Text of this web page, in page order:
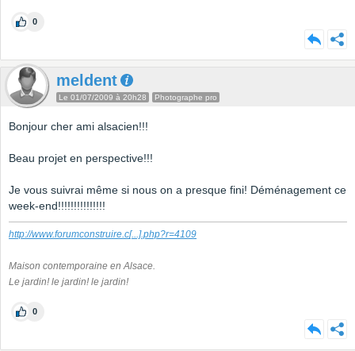
0
meldent
Le 01/07/2009 à 20h28 Photographe pro
Bonjour cher ami alsacien!!!
Beau projet en perspective!!!
Je vous suivrai même si nous on a presque fini! Déménagement ce
week-end!!!!!!!!!!!!!!!
http://www.forumconstruire.c[...].php?r=4109
Maison contemporaine en Alsace.
Le jardin! le jardin! le jardin!
0